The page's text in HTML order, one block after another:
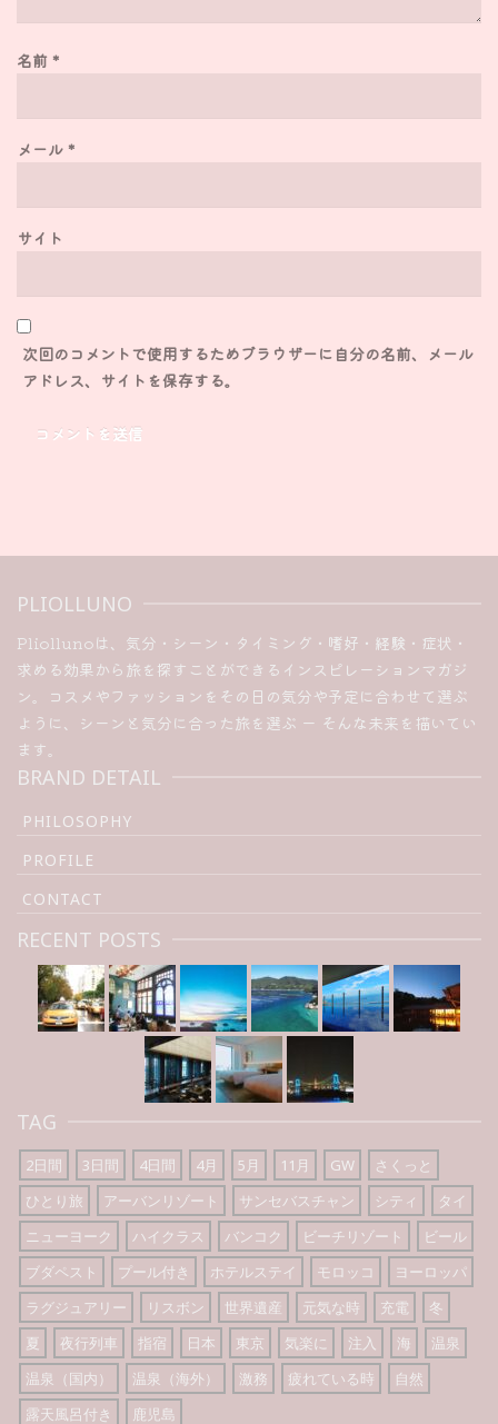
名前 *
メール *
サイト
次回のコメントで使用するためブラウザーに自分の名前、メール
アドレス、サイトを保存する。
PLIOLLUNO
Pliollunoは、気分・シーン・タイミング・嗜好・経験・症状・
求める効果から旅を探すことができるインスピレーションマガジ
ン。コスメやファッションをその日の気分や予定に合わせて選ぶ
ように、シーンと気分に合った旅を選ぶ ー そんな未来を描いてい
ます。
BRAND DETAIL
PHILOSOPHY
PROFILE
CONTACT
RECENT POSTS
TAG
2日間 3日間 4日間 4月 5月 11月 GW
さくっと
ひとり旅
アーバンリゾート サンセバスチャン シティ
タイ
ニューヨーク
ハイクラス バンコク ビーチリゾート
ビール
ブダペスト
プール付き ホテルステイ モロッコ
ヨーロッパ
ラグジュアリー
リスボン 世界遺産 元気な時 充電
冬
夏
夜行列車 指宿 日本 東京 気楽に 注入 海
温泉
温泉（国内）
温泉（海外） 激務 疲れている時
自然
露天風呂付き
鹿児島